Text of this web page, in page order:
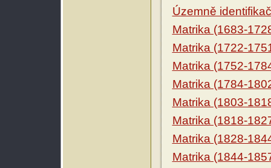
Územně
Matrika (1683-
Matrika (1722-
Matrika (1752-
Matrika (1784-
Matrika (1803-
Matrika (1818-
Matrika (1828-
Matrika (1844-